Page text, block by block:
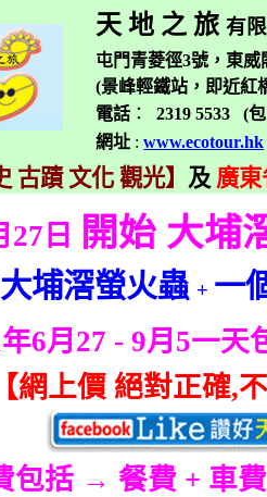
天 地 之 旅有
屯門青菱徑3號，東威
(景峰輕鐵站，即近紅
電話 ： 2319 5533 (
網址 : www.ecotour.hk
古蹟 文化 觀光】 及 廣東
27 日 開始 大埔
大埔滘螢火蟲 + 一
年6月27 - 9月5一天
【網上價 絕對正確,
包括 → 餐費 + 車費